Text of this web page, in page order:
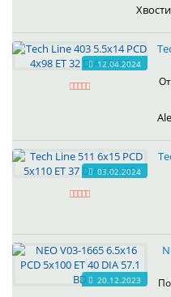
12.04.2024
03.02.2024
20.12.2023